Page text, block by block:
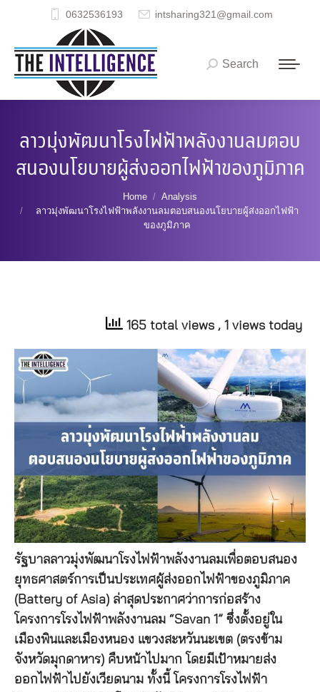
0632536193 intsharing321@gmail.com
Search:
Search
ลาวมุ่งพัฒนาโรงไฟฟ้าพลังงานลมตอบ
สนองนโยบายผู้ส่งออกไฟฟ้าของภูมิภาค
Home
Analysis
ลาวมุ่งพัฒนาโรงไฟฟ้าพลังงานลมตอบสนองนโยบายผู้ส่งออกไฟฟ้า
ของภูมิภาค
165 total views , 1 views today
รัฐบาลลาวมุ่งพัฒนาโรงไฟฟ้าพลังงานลมเพื่อตอบสนอง
ยุทธศาสตร์การเป็นประเทศผู้ส่งออกไฟฟ้าของภูมิภาค
(Battery of Asia) ล่าสุดประกาศว่าการก่อสร้าง
โครงการโรงไฟฟ้าพลังงานลม “Savan 1” ซึ่งตั้งอยู่ใน
เมืองพินและเมืองหนอง แขวงสะหวันนะเขต (ตรงข้าม
จังหวัดมุกดาหาร) คืบหน้าไปมาก โดยมีเป้าหมายส่ง
ออกไฟฟ้าไปยังเวียดนาม ทั้งนี้ โครงการโรงไฟฟ้า